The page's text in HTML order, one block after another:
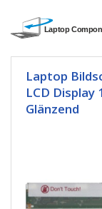
Laptop
LCD Display
Glänzend